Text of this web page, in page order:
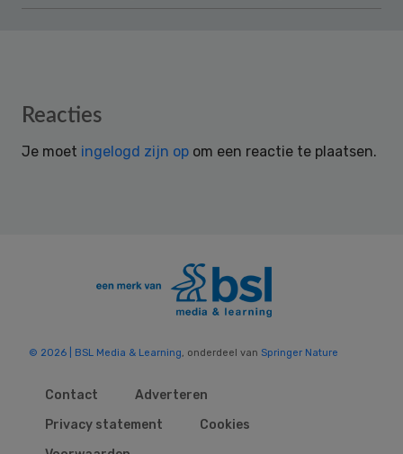
Reader
Reacties
Je moet ingelogd zijn op om een reactie te plaatsen.
© 2026 | BSL Media & Learning , onderdeel van Springer Nature
Contact
Adverteren
Privacy statement
Cookies